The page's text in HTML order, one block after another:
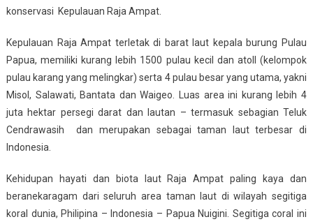
konservasi Kepulauan Raja Ampat.
Kepulauan Raja Ampat terletak di barat laut kepala burung Pulau
Papua, memiliki kurang lebih 1500 pulau kecil dan atoll (kelompok
pulau karang yang melingkar) serta 4 pulau besar yang utama, yakni
Misol, Salawati, Bantata dan Waigeo. Luas area ini kurang lebih 4
juta hektar persegi darat dan lautan – termasuk sebagian Teluk
Cendrawasih dan merupakan sebagai taman laut terbesar di
Indonesia.
Kehidupan hayati dan biota laut Raja Ampat paling kaya dan
beranekaragam dari seluruh area taman laut di wilayah segitiga
koral dunia, Philipina – Indonesia – Papua Nuigini. Segitiga coral ini